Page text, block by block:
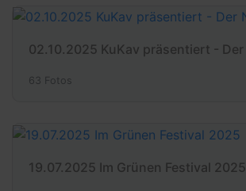
63 Fotos
19.07.2025 Im Grünen Festival 2025